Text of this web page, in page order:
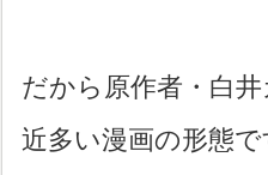
だから原作者・白
近多い漫画の形態